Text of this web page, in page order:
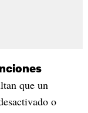
que un
o